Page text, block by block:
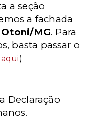
a seção
a fachada
MG. Para
basta passar o
)
Declaração